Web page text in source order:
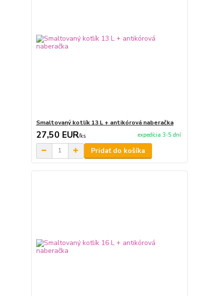
Smaltovaný kotlík 13 L + antikórová naberačka
27,50 EUR/ks expedícia 3-5 dní
Pridať do košíka